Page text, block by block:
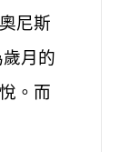
尼斯
月的
。而